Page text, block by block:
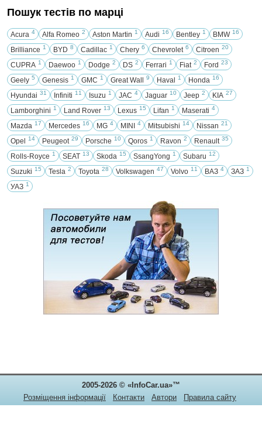
Пошук тестів по марці
Acura 4 Alfa Romeo 2 Aston Martin 1 Audi 16 Bentley 1 BMW 16
Brilliance 1 BYD 8 Cadillac 1 Chery 6 Chevrolet 6 Citroen 20
CUPRA 1 Daewoo 1 Dodge 2 DS 2 Ferrari 1 Fiat 2 Ford 23
Geely 5 Genesis 1 GMC 1 Great Wall 9 Haval 1 Honda 16
Hyundai 31 Infiniti 11 Isuzu 1 JAC 4 Jaguar 10 Jeep 2 KIA 27
Lamborghini 1 Land Rover 13 Lexus 15 Lifan 1 Maserati 4
Mazda 17 Mercedes 16 MG 4 MINI 4 Mitsubishi 14 Nissan 21
Opel 14 Peugeot 29 Porsche 10 Qoros 1 Ravon 2 Renault 35
Rolls-Royce 1 SEAT 13 Skoda 15 SsangYong 1 Subaru 12
Suzuki 15 Tesla 2 Toyota 28 Volkswagen 47 Volvo 11 ВАЗ 4 ЗАЗ 1
УАЗ 1
2005-2026 © «InfoCar.ua»™
Розміщення інформації
Контакти Автори
Правила сайту